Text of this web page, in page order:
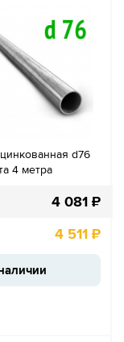
d76
4 метра
4 081 ₽
4 511 ₽